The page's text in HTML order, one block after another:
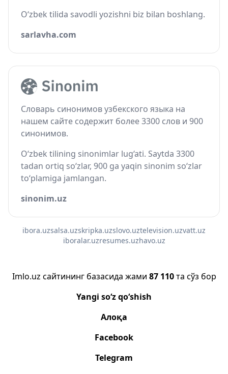
O‘zbek tilida savodli yozishni biz bilan boshlang.
sarlavha.com
Словарь синонимов узбекского языка на
нашем сайте содержит более 3300 слов и 900
синонимов.
O‘zbek tilining sinonimlar lug‘ati. Saytda 3300
tadan ortiq so‘zlar, 900 ga yaqin sinonim so‘zlar
to‘plamiga jamlangan.
sinonim.uz
ibora.uzsalsa.uzskripka.uzslovo.uztelevision.uzvatt.uz
iboralar.uzresumes.uzhavo.uz
Imlo.uz сайтининг базасида жами 87 110та сўз бор
Yangi so‘z qo‘shish
Алоқа
Facebook
Telegram